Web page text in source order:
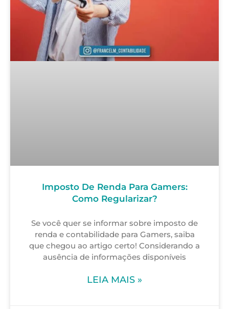
Imposto De Renda Para Gamers:
Como Regularizar?
Se você quer se informar sobre imposto de
renda e contabilidade para Gamers, saiba
que chegou ao artigo certo! Considerando a
ausência de informações disponíveis
LEIA MAIS »